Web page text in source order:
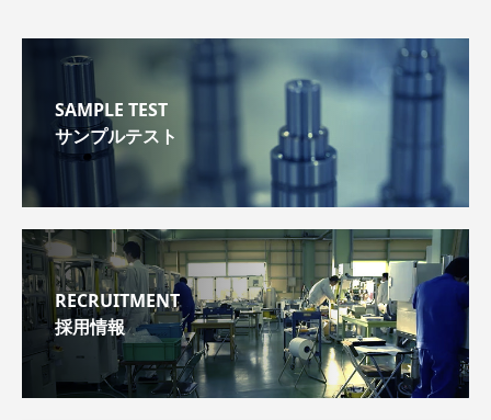
SAMPLE TEST
サンプルテスト
RECRUITMENT
採用情報